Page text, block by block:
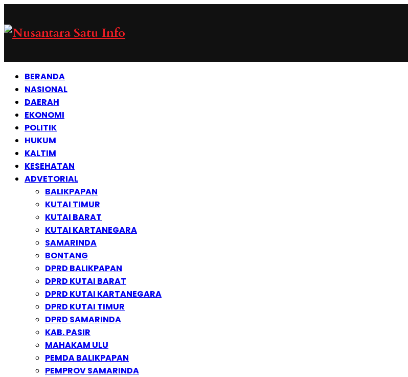
BERANDA
NASIONAL
DAERAH
EKONOMI
POLITIK
HUKUM
KALTIM
KESEHATAN
ADVETORIAL
BALIKPAPAN
KUTAI TIMUR
KUTAI BARAT
KUTAI KARTANEGARA
SAMARINDA
BONTANG
DPRD BALIKPAPAN
DPRD KUTAI BARAT
DPRD KUTAI KARTANEGARA
DPRD KUTAI TIMUR
DPRD SAMARINDA
KAB. PASIR
MAHAKAM ULU
PEMDA BALIKPAPAN
PEMPROV SAMARINDA